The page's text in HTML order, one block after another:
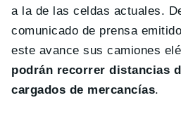
a la de las celdas actuales.
comunicado de prensa
este avance sus camiones
podrán recorrer distancias
cargados de mercancías.